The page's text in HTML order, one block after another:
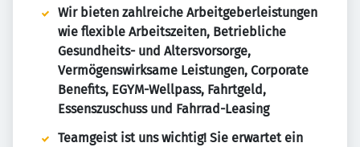
Wir bieten zahlreiche Arbeitgeberleistungen
wie flexible Arbeitszeiten, Betriebliche
Gesundheits- und Altersvorsorge,
Vermögenswirksame Leistungen, Corporate
Benefits, EGYM-Wellpass, Fahrtgeld,
Essenszuschuss und Fahrrad-Leasing
Teamgeist ist uns wichtig! Sie erwartet ein